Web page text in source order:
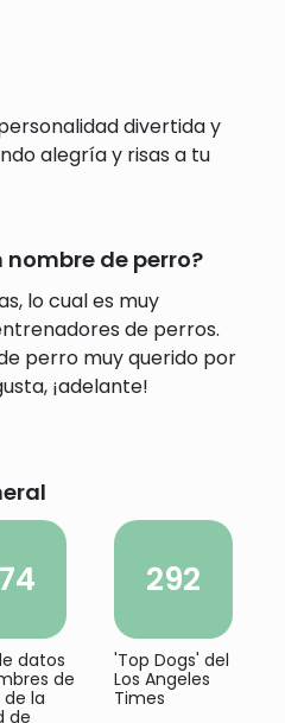
divertida y
alegría y risas a tu
nombre de perro?
lo cual es muy
de perros.
perro muy querido por
¡adelante!
datos
de
de la
de
292
'Top Dogs' del
Los Angeles
Times